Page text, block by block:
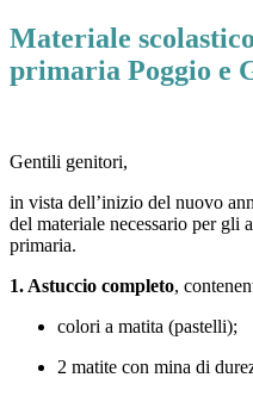
Materiale
primaria Poggio e
Gentili genitori,
in vista dell’inizio del nuovo
del materiale necessario per gli
primaria.
1. Astuccio completo,
colori a matita (pastelli);
2 matite con mina di